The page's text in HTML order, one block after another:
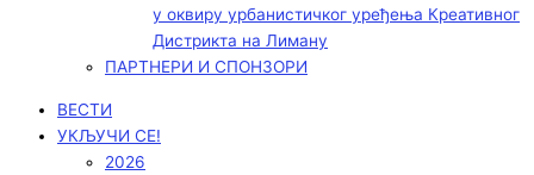
у оквиру урбанистичког уређења Креативног
Дистрикта на Лиману
ПАРТНЕРИ И СПОНЗОРИ
ВЕСТИ
УКЉУЧИ СЕ!
2026